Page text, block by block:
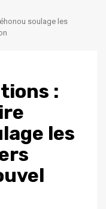
soulage les
:
les